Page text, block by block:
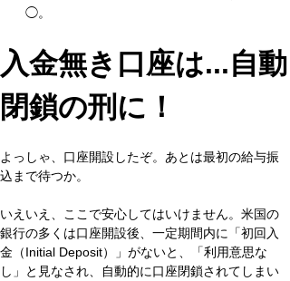
◯。
入金無き口座は...自動
閉鎖の刑に！
よっしゃ、口座開設したぞ。あとは最初の給与振
込まで待つか。
いえいえ、ここで安心してはいけません。米国の
銀行の多くは口座開設後、一定期間内に「初回入
金（Initial Deposit）」がないと、「利用意思な
し」と見なされ、自動的に口座閉鎖されてしまい